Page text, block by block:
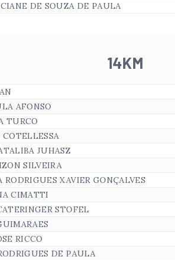
DE SOUZA DE PAULA
14KM
AFONSO
TURCO
JUHASZ
SILVEIRA
RODRIGUES XAVIER GONÇALVES
CIMATTI
STOFEL
RICCO
DE PAULA